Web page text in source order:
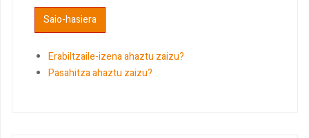
Erabiltzaile-izena ahaztu zaizu?
Pasahitza ahaztu zaizu?